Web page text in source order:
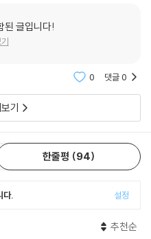
된 글입니다!
0 댓글0
기
한줄평 94
다. 설정
추천순